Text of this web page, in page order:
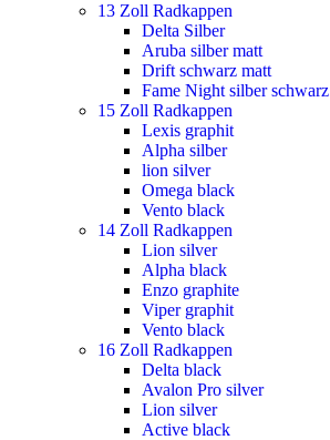
13 Zoll Radkappen
Delta Silber
Aruba silber matt
Drift schwarz matt
Fame Night silber schwarz
15 Zoll Radkappen
Lexis graphit
Alpha silber
lion silver
Omega black
Vento black
14 Zoll Radkappen
Lion silver
Alpha black
Enzo graphite
Viper graphit
Vento black
16 Zoll Radkappen
Delta black
Avalon Pro silver
Lion silver
Active black